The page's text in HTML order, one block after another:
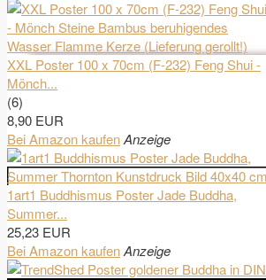
XXL Poster 100 x 70cm (F-232) Feng Shui -
Mönch...
(6)
8,90 EUR
Bei Amazon kaufenAnzeige
1art1 Buddhismus Poster Jade Buddha,
Summer...
25,23 EUR
Bei Amazon kaufenAnzeige